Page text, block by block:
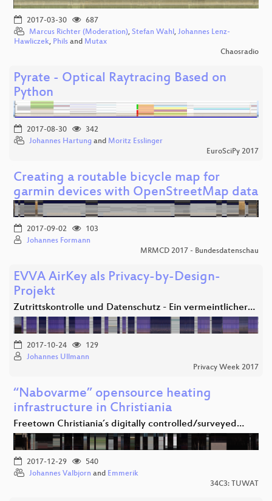
2017-03-30
687
Marcus Richter (Moderation), Stefan Wahl , Johannes Lenz-
Hawliczek, Phils and Mutax
Chaosradio
Pyrate - Optical Raytracing Based on
Python
2017-08-30
342
Johannes Hartung and Moritz Esslinger
EuroSciPy 2017
Creating a routable bicycle map for
garmin devices with OpenStreetMap data
2017-09-02
103
Johannes Formann
MRMCD 2017 - Bundesdatenschau
EVVA AirKey als Privacy-by-Design-
Projekt
Zutrittskontrolle und Datenschutz - Ein vermeintlicher…
2017-10-24
129
Johannes Ullmann
Privacy Week 2017
“Nabovarme” opensource heating
infrastructure in Christiania
Freetown Christiania´s digitally controlled/surveyed…
2017-12-29
540
Johannes Valbjorn and Emmerik
34C3: TUWAT